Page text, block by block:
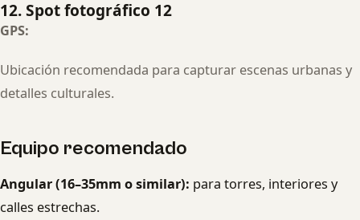
12. Spot fotográfico 12
GPS:
Ubicación recomendada para capturar escenas urbanas y
detalles culturales.
Equipo recomendado
Angular (16–35mm o similar): para torres, interiores y
calles estrechas.